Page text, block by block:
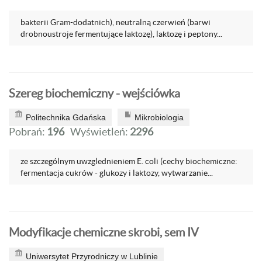
bakterii Gram-dodatnich), neutralną czerwień (barwi
drobnoustroje fermentujące laktozę), laktozę i peptony...
Szereg biochemiczny - wejściówka
Politechnika Gdańska Mikrobiologia
Pobrań: 196 Wyświetleń: 2296
ze szczególnym uwzglednieniem E. coli (cechy biochemiczne:
fermentacja cukrów - glukozy i laktozy, wytwarzanie...
Modyfikacje chemiczne skrobi, sem IV
Uniwersytet Przyrodniczy w Lublinie